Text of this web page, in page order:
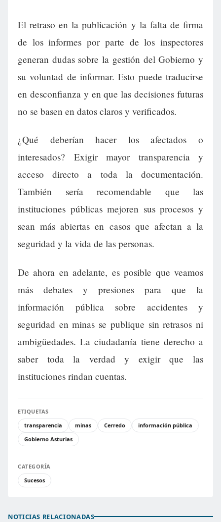
El retraso en la publicación y la falta de firma
de los informes por parte de los inspectores
generan dudas sobre la gestión del Gobierno y
su voluntad de informar. Esto puede traducirse
en desconfianza y en que las decisiones futuras
no se basen en datos claros y verificados.
¿Qué deberían hacer los afectados o
interesados? Exigir mayor transparencia y
acceso directo a toda la documentación.
También sería recomendable que las
instituciones públicas mejoren sus procesos y
sean más abiertas en casos que afectan a la
seguridad y la vida de las personas.
De ahora en adelante, es posible que veamos
más debates y presiones para que la
información pública sobre accidentes y
seguridad en minas se publique sin retrasos ni
ambigüedades. La ciudadanía tiene derecho a
saber toda la verdad y exigir que las
instituciones rindan cuentas.
ETIQUETAS
transparencia
minas Cerredo
información pública
Gobierno Asturias
CATEGORÍA
Sucesos
NOTICIAS RELACIONADAS